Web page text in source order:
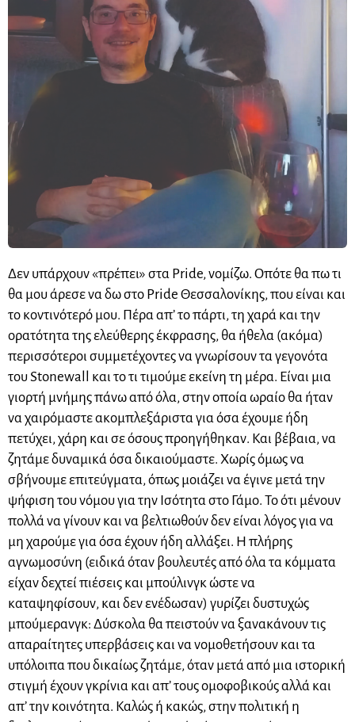
Δεν υπάρχουν «πρέπει» στα Pride, νομίζω. Οπότε θα πω τι
θα μου άρεσε να δω στο Pride Θεσσαλονίκης, που είναι και
το κοντινότερό μου. Πέρα απ’ το πάρτι, τη χαρά και την
ορατότητα της ελεύθερης έκφρασης, θα ήθελα (ακόμα)
περισσότεροι συμμετέχοντες να γνωρίσουν τα γεγονότα
του Stonewall και το τι τιμούμε εκείνη τη μέρα. Είναι μια
γιορτή μνήμης πάνω από όλα, στην οποία ωραίο θα ήταν
να χαιρόμαστε ακομπλεξάριστα για όσα έχουμε ήδη
πετύχει, χάρη και σε όσους προηγήθηκαν. Και βέβαια, να
ζητάμε δυναμικά όσα δικαιούμαστε. Χωρίς όμως να
σβήνουμε επιτεύγματα, όπως μοιάζει να έγινε μετά την
ψήφιση του νόμου για την Ισότητα στο Γάμο. Το ότι μένουν
πολλά να γίνουν και να βελτιωθούν δεν είναι λόγος για να
μη χαρούμε για όσα έχουν ήδη αλλάξει. Η πλήρης
αγνωμοσύνη (ειδικά όταν βουλευτές από όλα τα κόμματα
είχαν δεχτεί πιέσεις και μπούλινγκ ώστε να
καταψηφίσουν, και δεν ενέδωσαν) γυρίζει δυστυχώς
μπούμερανγκ: Δύσκολα θα πειστούν να ξανακάνουν τις
απαραίτητες υπερβάσεις και να νομοθετήσουν και τα
υπόλοιπα που δικαίως ζητάμε, όταν μετά από μια ιστορική
στιγμή έχουν γκρίνια και απ’ τους ομοφοβικούς αλλά και
απ’ την κοινότητα. Καλώς ή κακώς, στην πολιτική η